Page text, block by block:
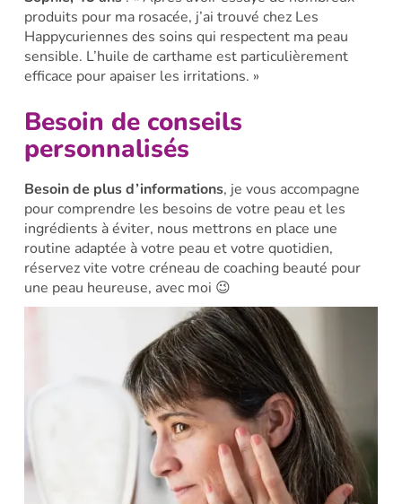
produits pour ma rosacée, j’ai trouvé chez Les
Happycuriennes des soins qui respectent ma peau
sensible. L’huile de carthame est particulièrement
efficace pour apaiser les irritations. »
Besoin de conseils
personnalisés
Besoin de plus d’informations, je vous accompagne
pour comprendre les besoins de votre peau et les
ingrédients à éviter, nous mettrons en place une
routine adaptée à votre peau et votre quotidien,
réservez vite votre créneau de coaching beauté pour
une peau heureuse, avec moi 😉